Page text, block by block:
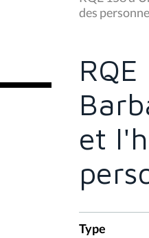
s
ê
:
des
et
Type